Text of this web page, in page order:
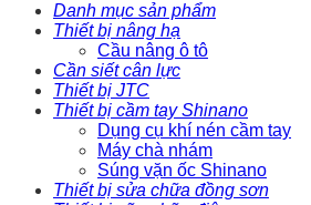
Danh mục sản phẩm
Thiết bị nâng hạ
Cầu nâng ô tô
Cần siết cân lực
Thiết bị JTC
Thiết bị cầm tay Shinano
Dụng cụ khí nén cầm tay
Máy chà nhám
Súng vặn ốc Shinano
Thiết bị sửa chữa đồng sơn